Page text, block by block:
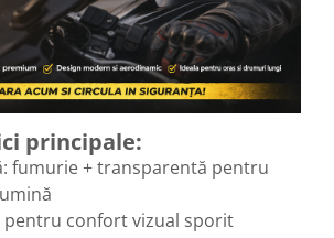
principale:
fumurie + transparentă pentru
pentru confort vizual sporit